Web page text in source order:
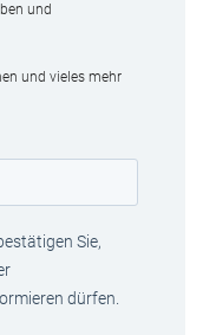
und
und vieles mehr
Sie,
dürfen.